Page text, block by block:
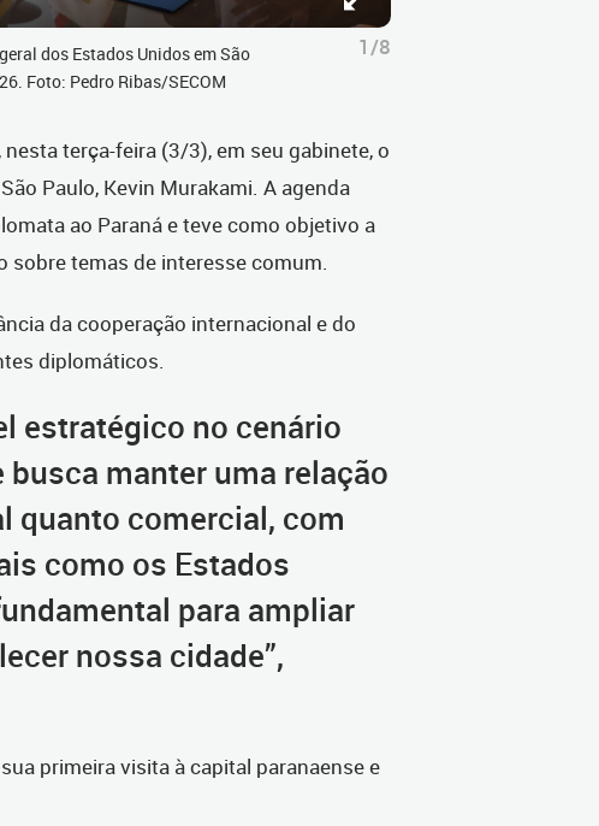
dos Estados Unidos em São
Foto: Pedro Ribas/SECOM
1/8
terça-feira (3/3), em seu gabinete, o
Paulo, Kevin Murakami. A agenda
ao Paraná e teve como objetivo a
sobre temas de interesse comum.
da cooperação internacional e do
diplomáticos.
estratégico no cenário
manter uma relação
quanto comercial, com
como os Estados
para ampliar
nossa cidade”,
primeira visita à capital paranaense e